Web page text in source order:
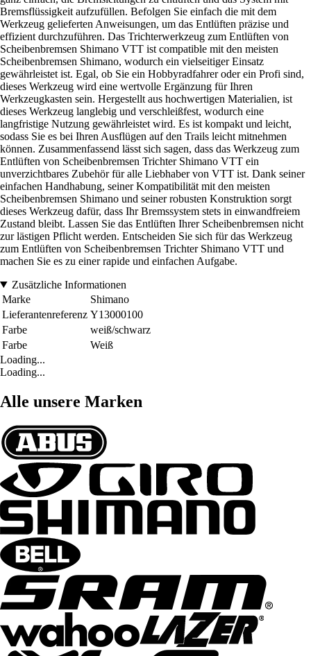
Bremsflüssigkeit aufzufüllen. Befolgen Sie einfach die mit dem
Werkzeug gelieferten Anweisungen, um das Entlüften präzise und
effizient durchzuführen. Das Trichterwerkzeug zum Entlüften von
Scheibenbremsen Shimano VTT ist compatible mit den meisten
Scheibenbremsen Shimano, wodurch ein vielseitiger Einsatz
gewährleistet ist. Egal, ob Sie ein Hobbyradfahrer oder ein Profi sind,
dieses Werkzeug wird eine wertvolle Ergänzung für Ihren
Werkzeugkasten sein. Hergestellt aus hochwertigen Materialien, ist
dieses Werkzeug langlebig und verschleißfest, wodurch eine
langfristige Nutzung gewährleistet wird. Es ist kompakt und leicht,
sodass Sie es bei Ihren Ausflügen auf den Trails leicht mitnehmen
können. Zusammenfassend lässt sich sagen, dass das Werkzeug zum
Entlüften von Scheibenbremsen Trichter Shimano VTT ein
unverzichtbares Zubehör für alle Liebhaber von VTT ist. Dank seiner
einfachen Handhabung, seiner Kompatibilität mit den meisten
Scheibenbremsen Shimano und seiner robusten Konstruktion sorgt
dieses Werkzeug dafür, dass Ihr Bremssystem stets in einwandfreiem
Zustand bleibt. Lassen Sie das Entlüften Ihrer Scheibenbremsen nicht
zur lästigen Pflicht werden. Entscheiden Sie sich für das Werkzeug
zum Entlüften von Scheibenbremsen Trichter Shimano VTT und
machen Sie es zu einer rapide und einfachen Aufgabe.
Zusätzliche Informationen
Marke
Shimano
Lieferantenreferenz Y13000100
Farbe
weiß/schwarz
Farbe
Weiß
Loading...
Loading...
Alle unsere Marken